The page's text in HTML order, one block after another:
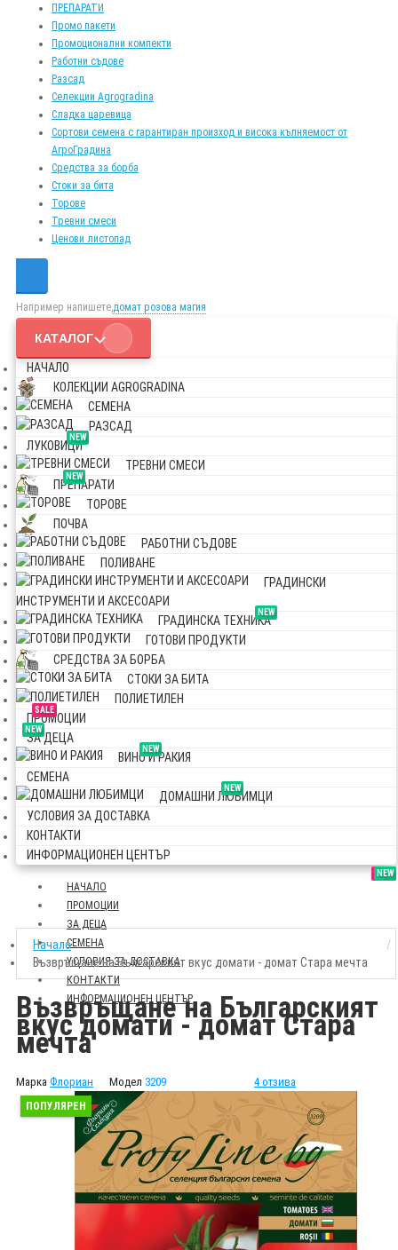
ПРЕПАРАТИ
Промо пакети
Промоционални компекти
Работни съдове
Разсад
Селекции Agrogradina
Сладка царевица
Сортови семена с гарантиран произход и висока кълняемост от
АгроГрадина
Средства за борба
Стоки за бита
Торове
Тревни смеси
Ценови листопад
Например напишете,домат розова магия
КАТАЛОГ
НАЧАЛО
КОЛЕКЦИИ AGROGRADINA
СЕМЕНА
РАЗСАД
NEW
ЛУКОВИЦИ
ТРЕВНИ СМЕСИ
NEW
ПРЕПАРАТИ
ТОРОВЕ
ПОЧВА
РАБОТНИ СЪДОВЕ
ПОЛИВАНЕ
ГРАДИНСКИ
ИНСТРУМЕНТИ И АКСЕСОАРИ
NEW
ГРАДИНСКА ТЕХНИКА
ГОТОВИ ПРОДУКТИ
СРЕДСТВА ЗА БОРБА
СТОКИ ЗА БИТА
ПОЛИЕТИЛЕН
SALE
ПРОМОЦИИ
NEW
ЗА ДЕЦА
NEW
ВИНО И РАКИЯ
СЕМЕНА
NEW
ДОМАШНИ ЛЮБИМЦИ
УСЛОВИЯ ЗА ДОСТАВКА
КОНТАКТИ
ИНФОРМАЦИОНЕН ЦЕНТЪР
НАЧАЛО
SALE
ПРОМОЦИИ
NEW
ЗА ДЕЦА
СЕМЕНА
УСЛОВИЯ ЗА ДОСТАВКА
КОНТАКТИ
ИНФОРМАЦИОНЕН ЦЕНТЪР
Начало
Възвръщане на Българският вкус домати - домат Стара мечта
Възвръщане на Българският
вкус домати - домат Стара
мечта
Марка Флориан Модел 3209 4 отзива
ПОПУЛЯРЕН